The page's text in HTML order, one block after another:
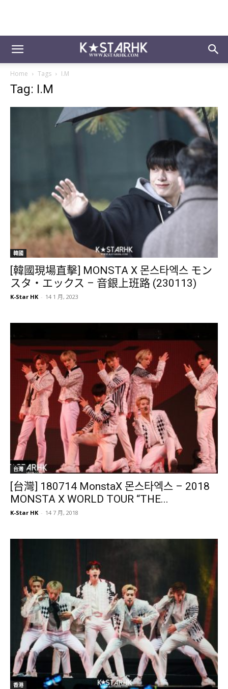
Home Tags I.M
Tag: I.M
韓國
[韓國現場直擊] MONSTA X 몬스타엑스 モン
スタ・エックス – 音銀上班路 (230113)
K-Star HK - 14 1 月, 2023
台灣
[台灣] 180714 MonstaX 몬스타엑스 – 2018
MONSTA X WORLD TOUR “THE...
K-Star HK - 14 7 月, 2018
香港